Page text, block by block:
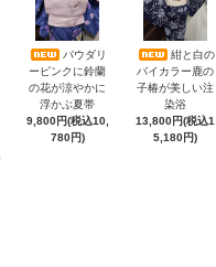
パウダリ
ーピンクに鈴蘭
の花が涼やかに
浮かぶ夏帯
9,800円(税込10,
780円)
紺と白の
バイカラー鹿の
子椿が美しい注
染浴
13,800円(税込1
5,180円)